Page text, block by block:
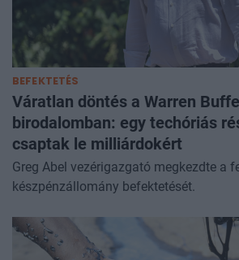
BEFEKTETÉS
Váratlan döntés a Warren
birodalomban: egy techóriás
csaptak le milliárdokért
Greg Abel vezérigazgató megkezdte a
készpénzállomány befektetését.